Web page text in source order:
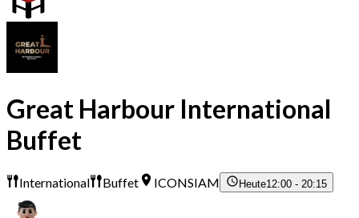
Great Harbour International
Buffet
International Buffet ICONSIAM Heute12:00 - 20:15